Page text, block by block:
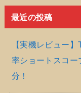
最近の投稿
【実機レビュー
率ショートスコー
分！